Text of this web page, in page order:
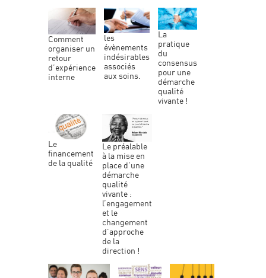
comment
organiser un
retour
d’expérience
interne
évènements
indésirables
associés
aux soins.
la
pratique
du
consensus
pour une
démarche
qualité
vivante !
le
financement
de la qualité
le préalable
à la mise en
place d’une
démarche
qualité
vivante :
l’engagement
et le
changement
d’approche
de la
direction !